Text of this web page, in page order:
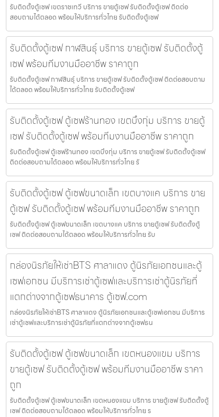
รับติดตั้งตู้เซฟ เขตราชเทวี บริการ ขายตู้เซฟ รับติดตั้งตู้เซฟ ติดต่อ
สอบถามได้ตลอด พร้อมให้บริการทั่วไทย รับติดตั้งตู้เซฟ
รับติดตั้งตู้เซฟ กาฬสินธุ์ บริการ ขายตู้เซฟ รับติดตั้งตู้
เซฟ พร้อมทีมงานมืออาชีพ ราคาถูก
รับติดตั้งตู้เซฟ กาฬสินธุ์ บริการ ขายตู้เซฟ รับติดตั้งตู้เซฟ ติดต่อสอบถาม
ได้ตลอด พร้อมให้บริการทั่วไทย รับติดตั้งตู้เซฟ
รับติดตั้งตู้เซฟ ตู้เซฟร้านทอง เขตบึงกุ่ม บริการ ขายตู้
เซฟ รับติดตั้งตู้เซฟ พร้อมทีมงานมืออาชีพ ราคาถูก
รับติดตั้งตู้เซฟ ตู้เซฟร้านทอง เขตบึงกุ่ม บริการ ขายตู้เซฟ รับติดตั้งตู้เซฟ
ติดต่อสอบถามได้ตลอด พร้อมให้บริการทั่วไทย รั
รับติดตั้งตู้เซฟ ตู้เซฟขนาดเล็ก เขตบางแค บริการ ขาย
ตู้เซฟ รับติดตั้งตู้เซฟ พร้อมทีมงานมืออาชีพ ราคาถูก
รับติดตั้งตู้เซฟ ตู้เซฟขนาดเล็ก เขตบางแค บริการ ขายตู้เซฟ รับติดตั้งตู้
เซฟ ติดต่อสอบถามได้ตลอด พร้อมให้บริการทั่วไทย รับ
กล่องนิรภัยให้เช่าBTS ศาลาแดง ตู้นิรภัยเอกชนและตู้
เซฟเอกชน มีบริการเช่าตู้เซฟและบริการเช่าตู้นิรภัยที่
แตกต่างจากตู้เซฟธนาคาร ตู้เซฟ.com
กล่องนิรภัยให้เช่าBTS ศาลาแดง ตู้นิรภัยเอกชนและตู้เซฟเอกชน มีบริการ
เช่าตู้เซฟและบริการเช่าตู้นิรภัยที่แตกต่างจากตู้เซฟธน
รับติดตั้งตู้เซฟ ตู้เซฟขนาดเล็ก เขตหนองแขม บริการ
ขายตู้เซฟ รับติดตั้งตู้เซฟ พร้อมทีมงานมืออาชีพ ราคา
ถูก
รับติดตั้งตู้เซฟ ตู้เซฟขนาดเล็ก เขตหนองแขม บริการ ขายตู้เซฟ รับติดตั้งตู้
เซฟ ติดต่อสอบถามได้ตลอด พร้อมให้บริการทั่วไทย ร